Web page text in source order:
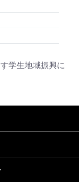
学生地域振興に